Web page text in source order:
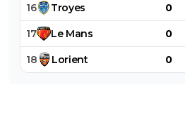
16 Troyes 0
17 Le Mans 0
18 Lorient 0